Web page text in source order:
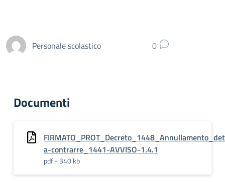
Personale scolastico 0
Documenti
a-contrarre_1441-AVVISO-1.4.1
pdf - 340 kb